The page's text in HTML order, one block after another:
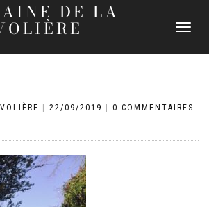
DE LA
DÉPLIER
22/09/2019
0 COMMENTAIRES